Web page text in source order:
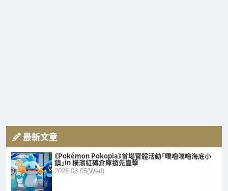
最新文章
《Pokémon Pokopia》首場實體活動「噗嚕噗嚕海底小
鎮」in 橫濱紅磚倉庫搶先直擊
2026.08.05(Wed)